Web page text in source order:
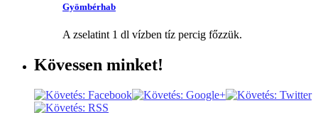
Gyömbérhab
A zselatint 1 dl vízben tíz percig főzzük.
Kövessen minket!